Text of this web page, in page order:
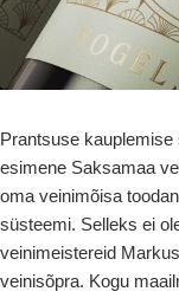
Prantsuse
esimene Saksamaa
oma veinimõisa
süsteemi. Selleks ei
veinimeistereid
veinisõpra. Kogu